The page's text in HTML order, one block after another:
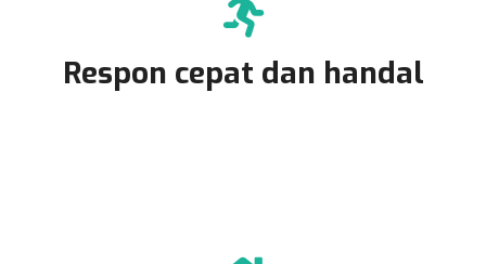
Respon cepat dan handal